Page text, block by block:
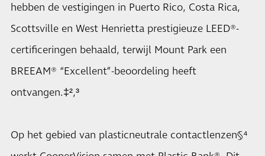
hebben de vestigingen in Puerto Rico, Costa Rica,
Scottsville en West Henrietta prestigieuze LEED®-
certificeringen behaald, terwijl Mount Park een
BREEAM® “Excellent”-beoordeling heeft
ontvangen.‡²,³
Op het gebied van plasticneutrale contactlenzen§⁴